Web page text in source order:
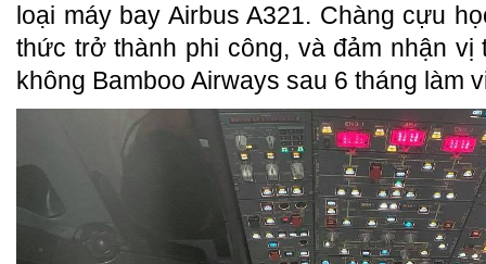
loại máy bay Airbus A321. Chàng cựu
thức trở thành phi công, và đảm nhận
không Bamboo Airways sau 6 tháng làm